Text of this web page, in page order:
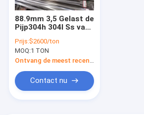
88.9mm 3,5 Gelast de
Pijp304h 304l Ss van
staal Pijplassen
Prijs:$2600/ton
MOQ:1 TON
Contact nu